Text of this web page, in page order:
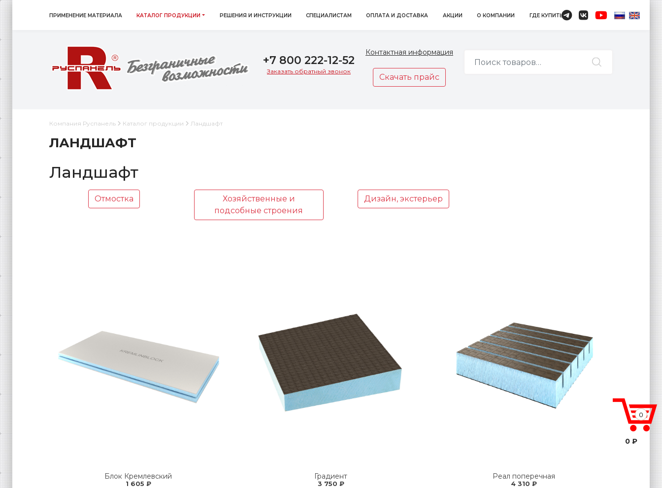
ПРИМЕНЕНИЕ МАТЕРИАЛА КАТАЛОГ ПРОДУКЦИИ РЕШЕНИЯ И ИНСТРУКЦИИ СПЕЦИАЛИСТАМ ОПЛАТА И ДОСТАВКА АКЦИИ О КОМПАНИИ ГДЕ КУПИТЬ
+7 800 222-12-52
Заказать обратный звонок
Контактная информация
Скачать прайс
Компания Руспанель Каталог продукции Ландшафт
ЛАНДШАФТ
Ландшафт
Отмостка
Хозяйственные и
подсобные строения
Дизайн, экстерьер
Блок Кремлевский
1 605 ₽
Градиент
3 750 ₽
Реал поперечная
4 310 ₽
0
0 ₽